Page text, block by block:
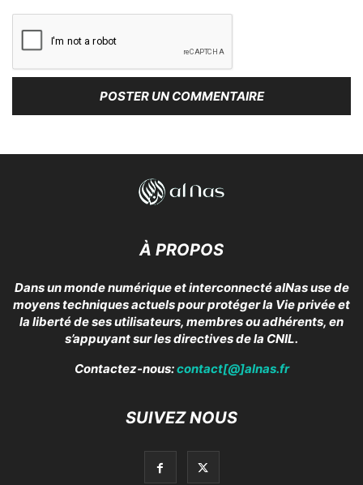
À PROPOS
Dans un monde numérique et interconnecté alNas use de
moyens techniques actuels pour protéger la Vie privée et
la liberté de ses utilisateurs, membres ou adhérents, en
s’appuyant sur les directives de la CNIL.
Contactez-nous:contact[@]alnas.fr
SUIVEZ NOUS